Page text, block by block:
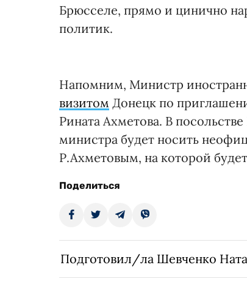
Брюсселе, прямо и цинично
политик.
Напомним, Министр
визитом Донецк по
Рината Ахметова. В
министра будет носить
Р.Ахметовым, на которой
Поделиться
Подготовил/ла Шевченко